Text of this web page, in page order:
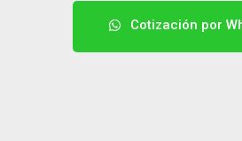
Cotización por